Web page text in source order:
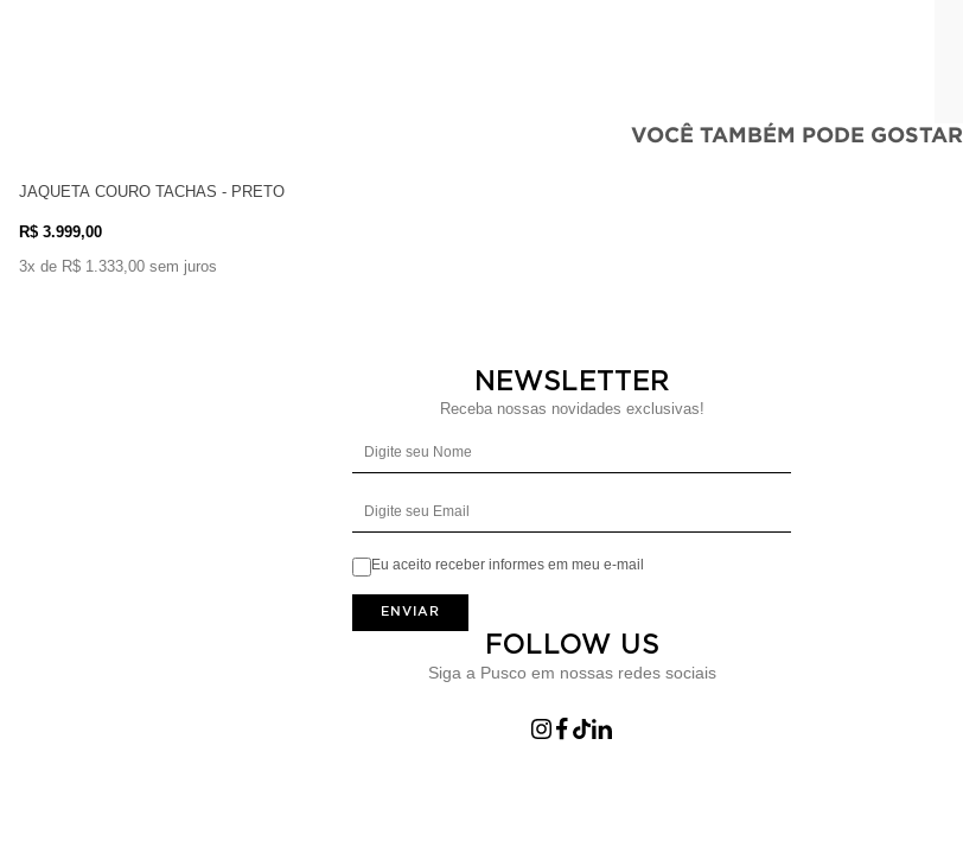
VOCÊ TAMBÉM PODE GOSTAR
JAQUETA COURO TACHAS - PRETO
R$ 3.999,00
3x de R$ 1.333,00 sem juros
NEWSLETTER
Receba nossas novidades exclusivas!
Eu aceito receber informes em meu e-mail
ENVIAR
FOLLOW US
Siga a Pusco em nossas redes sociais